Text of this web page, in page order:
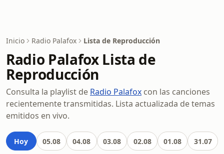
Inicio Radio Palafox Lista de Reproducción
Radio Palafox Lista de
Reproducción
Consulta la playlist de Radio Palafox con las canciones
recientemente transmitidas. Lista actualizada de temas
emitidos en vivo.
Hoy 05.08 04.08 03.08 02.08 01.08 31.07